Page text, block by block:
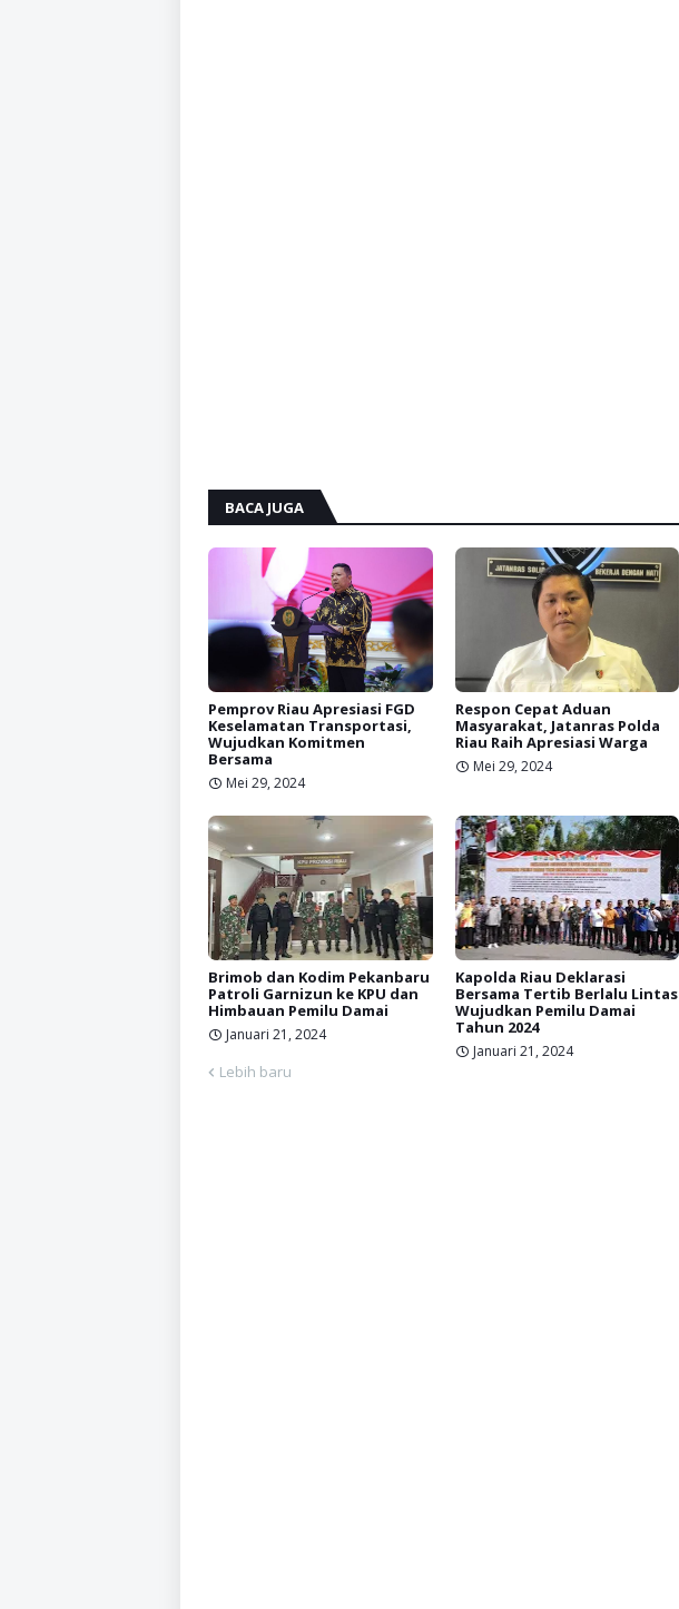
BACA JUGA
Pemprov Riau Apresiasi FGD
Keselamatan Transportasi,
Wujudkan Komitmen
Bersama
Mei 29, 2024
Respon Cepat Aduan
Masyarakat, Jatanras Polda
Riau Raih Apresiasi Warga
Mei 29, 2024
Brimob dan Kodim Pekanbaru
Patroli Garnizun ke KPU dan
Himbauan Pemilu Damai
Januari 21, 2024
Kapolda Riau Deklarasi
Bersama Tertib Berlalu Lintas
Wujudkan Pemilu Damai
Tahun 2024
Januari 21, 2024
Lebih baru